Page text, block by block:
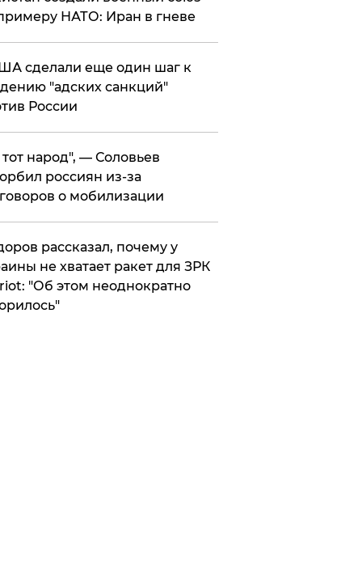
НАТО: Иран в гневе
сделали еще один шаг к
"адских санкций"
России
народ", — Соловьев
россиян из-за
о мобилизации
рассказал, почему у
не хватает ракет для ЗРК
"Об этом неоднократно